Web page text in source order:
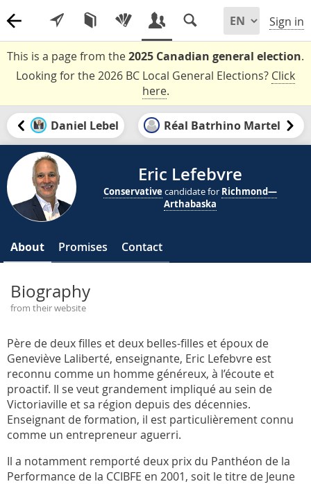
Sign in
This is a page from the2025 Canadian general election.
Looking for the 2026 BC Local General Elections? Click
here.
Daniel Lebel Réal Batrhino Martel
Eric Lefebvre
Conservative candidate for Richmond—
Arthabaska
About Promises Contact
Biography
from their website
Père de deux filles et deux belles-filles et époux de
Geneviève Laliberté, enseignante, Eric Lefebvre est
reconnu comme un homme généreux, à l’écoute et
proactif. Il se veut grandement impliqué au sein de
Victoriaville et sa région depuis des décennies.
Enseignant de formation, il est particulièrement connu
comme un entrepreneur aguerri.
Il a notamment remporté deux prix du Panthéon de la
Performance de la CCIBFE en 2001, soit le titre de Jeune